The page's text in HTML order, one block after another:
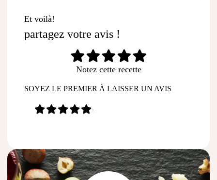
Et voilà!
partagez votre avis !
Notez cette recette
SOYEZ LE PREMIER À LAISSER UN AVIS
-